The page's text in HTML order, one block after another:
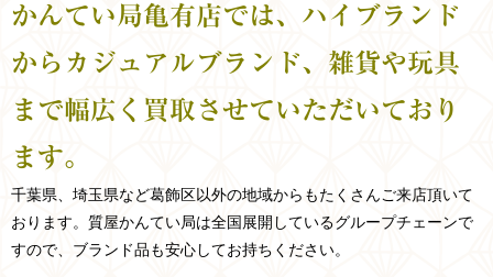
かんてい局亀有店では、ハイブランド
からカジュアルブランド、雑貨や玩具
まで幅広く買取させていただいており
ます。
千葉県、埼玉県など葛飾区以外の地域からもたくさんご来店頂いて
おります。 質屋かんてい局は全国展開しているグループチェーンで
すので、ブランド品も安心してお持ちください。